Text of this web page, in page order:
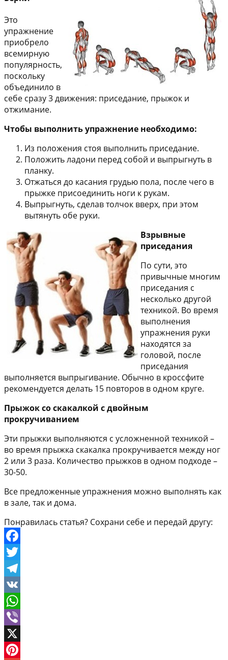
Это
упражнение
приобрело
всемирную
популярность,
поскольку
объединило в
себе сразу 3 движения: приседание, прыжок и
отжимание.
Чтобы выполнить упражнение необходимо:
Из положения стоя выполнить приседание.
Положить ладони перед собой и выпрыгнуть в
планку.
Отжаться до касания грудью пола, после чего в
прыжке присоединить ноги к рукам.
Выпрыгнуть, сделав толчок вверх, при этом
вытянуть обе руки.
Взрывные
приседания
По сути, это
привычные многим
приседания с
несколько другой
техникой. Во время
выполнения
упражнения руки
находятся за
головой, после
приседания
выполняется выпрыгивание. Обычно в кроссфите
рекомендуется делать 15 повторов в одном круге.
Прыжок со скакалкой с двойным
прокручиванием
Эти прыжки выполняются с усложненной техникой –
во время прыжка скакалка прокручивается между ног
2 или 3 раза. Количество прыжков в одном подходе –
30-50.
Все предложенные упражнения можно выполнять как
в зале, так и дома.
Понравилась статья? Сохрани себе и передай другу:
Facebook
Twitter
Telegram
VK
WhatsApp
Viber
X